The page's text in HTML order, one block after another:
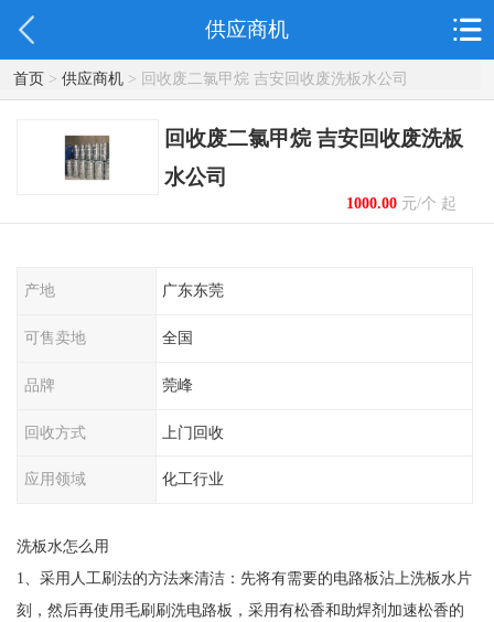
供应商机
首页> 供应商机> 回收废二氯甲烷 吉安回收废洗板水公司
回收废二氯甲烷 吉安回收废洗板
水公司
1000.00元/个 起
产地 广东东莞
可售卖地 全国
品牌 莞峰
回收方式 上门回收
应用领域 化工行业
洗板水怎么用
1、采用人工刷法的方法来清洁：先将有需要的电路板沾上洗板水片
刻，然后再使用毛刷刷洗电路板，采用有松香和助焊剂加速松香的